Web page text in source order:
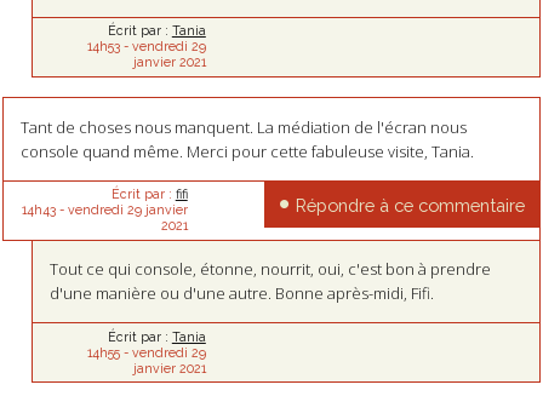
Écrit par : Tania
14h53- vendredi 29
janvier 2021
Tant de choses nous manquent. La médiation de l'écran nous
console quand même. Merci pour cette fabuleuse visite, Tania.
Écrit par : fifi
14h43- vendredi 29 janvier
2021
Répondre à ce commentaire
Tout ce qui console, étonne, nourrit, oui, c'est bon à prendre
d'une manière ou d'une autre. Bonne après-midi, Fifi.
Écrit par : Tania
14h55- vendredi 29
janvier 2021